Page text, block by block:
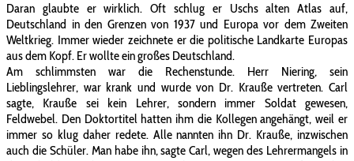
Daran glaubte er wirklich. Oft schlug er Uschs alten Atlas auf,
Deutschland in den Grenzen von 1937 und Europa vor dem Zweiten
Weltkrieg. Immer wieder zeichnete er die politische Landkarte Europas
aus dem Kopf. Er wollte ein großes Deutschland.
Am schlimmsten war die Rechenstunde. Herr Niering, sein
Lieblingslehrer, war krank und wurde von Dr. Krauße vertreten. Carl
sagte, Krauße sei kein Lehrer, sondern immer Soldat gewesen,
Feldwebel. Den Doktortitel hatten ihm die Kollegen angehängt, weil er
immer so klug daher redete. Alle nannten ihn Dr. Krauße, inzwischen
auch die Schüler. Man habe ihn, sagte Carl, wegen des Lehrermangels in